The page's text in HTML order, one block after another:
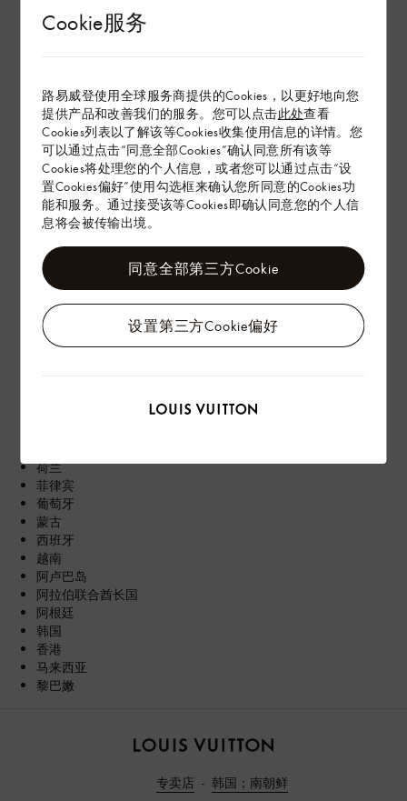
Cookie服务
路易威登使用全球服务商提供的Cookies，以更好地向您
提供产品和改善我们的服务。您可以点击此处查看
Cookies列表以了解该等Cookies收集使用信息的详情。您
可以通过点击“同意全部Cookies”确认同意所有该等
Cookies将处理您的个人信息，或者您可以通过点击“设
置Cookies偏好”使用勾选框来确认您所同意的Cookies功
能和服务。通过接受该等Cookies即确认同意您的个人信
息将会被传输出境。
设置第三方Cookie偏好
同意全部第三方Cookie
意大利
挪威
新西兰
日本
智利
比利时
沙特阿拉伯
法国
波兰
泰国
澳大利亚
澳门
爱尔兰
瑞典
瑞士
百慕达
约旦
荷兰
菲律宾
葡萄牙
蒙古
西班牙
越南
阿卢巴岛
阿拉伯联合酋长国
阿根廷
韩国
香港
马来西亚
黎巴嫩
专卖店 韩国；南朝鲜